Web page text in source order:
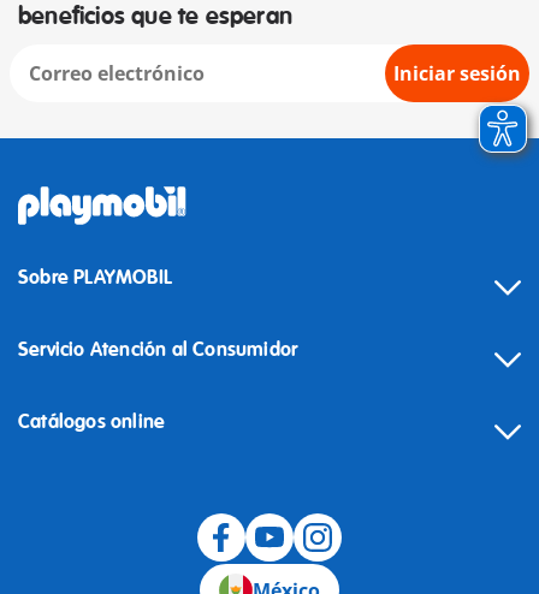
beneficios que te esperan
Iniciar sesión
Sobre PLAYMOBIL
Servicio Atención al Consumidor
Catálogos online